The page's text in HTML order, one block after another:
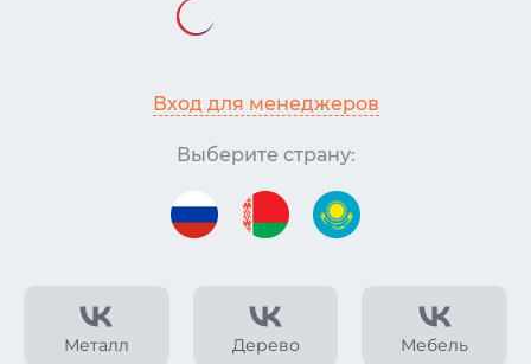
Металл Дерево Мебель
Вход для менеджеров
Выберите страну: